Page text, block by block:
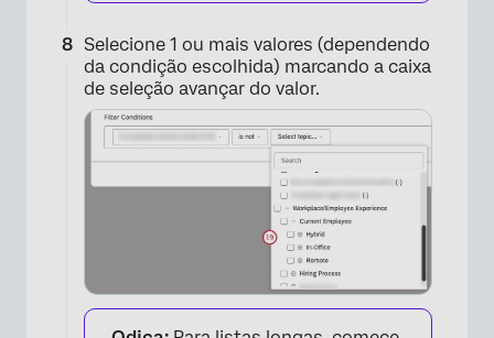
×
Selecione 1 ou mais valores (dependendo
da condição escolhida) marcando a caixa
de seleção avançar do valor.